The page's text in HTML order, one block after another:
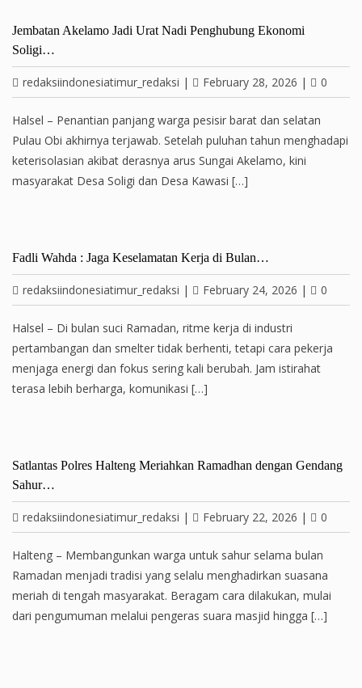
Jembatan Akelamo Jadi Urat Nadi Penghubung Ekonomi
Soligi…
redaksiindonesiatimur_redaksi | February 28, 2026 | 0
Halsel – Penantian panjang warga pesisir barat dan selatan
Pulau Obi akhirnya terjawab. Setelah puluhan tahun menghadapi
keterisolasian akibat derasnya arus Sungai Akelamo, kini
masyarakat Desa Soligi dan Desa Kawasi […]
Fadli Wahda : Jaga Keselamatan Kerja di Bulan…
redaksiindonesiatimur_redaksi | February 24, 2026 | 0
Halsel – Di bulan suci Ramadan, ritme kerja di industri
pertambangan dan smelter tidak berhenti, tetapi cara pekerja
menjaga energi dan fokus sering kali berubah. Jam istirahat
terasa lebih berharga, komunikasi […]
Satlantas Polres Halteng Meriahkan Ramadhan dengan Gendang
Sahur…
redaksiindonesiatimur_redaksi | February 22, 2026 | 0
Halteng – Membangunkan warga untuk sahur selama bulan
Ramadan menjadi tradisi yang selalu menghadirkan suasana
meriah di tengah masyarakat. Beragam cara dilakukan, mulai
dari pengumuman melalui pengeras suara masjid hingga […]